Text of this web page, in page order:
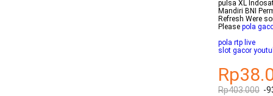
pulsa XL
Mandiri BNI
Refresh Were
Please pola
pola rtp live
slot gacor
Rp403.000 -